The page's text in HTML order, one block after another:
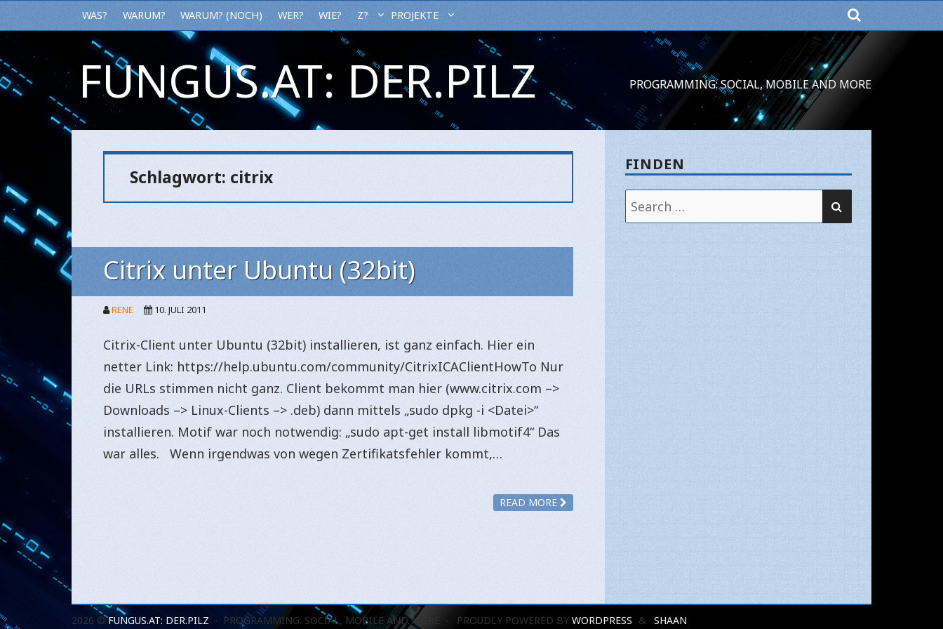
WAS? WARUM? WARUM? (NOCH) WER? WIE? Z? PROJEKTE
FUNGUS.AT: DER.PILZ PROGRAMMING: SOCIAL, MOBILE AND MORE
Schlagwort: citrix
Citrix unter Ubuntu (32bit)
RENE 10. JULI 2011
Citrix-Client unter Ubuntu (32bit) installieren, ist ganz einfach. Hier ein
netter Link: https://help.ubuntu.com/community/CitrixICAClientHowTo Nur
die URLs stimmen nicht ganz. Client bekommt man hier (www.citrix.com –>
Downloads –> Linux-Clients –> .deb) dann mittels „sudo dpkg -i <Datei>“
installieren. Motif war noch notwendig: „sudo apt-get install libmotif4“ Das
war alles. Wenn irgendwas von wegen Zertifikatsfehler kommt,…
READ MORE
FINDEN
Search
for:
2026 ©FUNGUS.AT: DER.PILZ PROGRAMMING: SOCIAL, MOBILE AND MORE PROUDLY POWERED BYWORDPRESS SHAAN